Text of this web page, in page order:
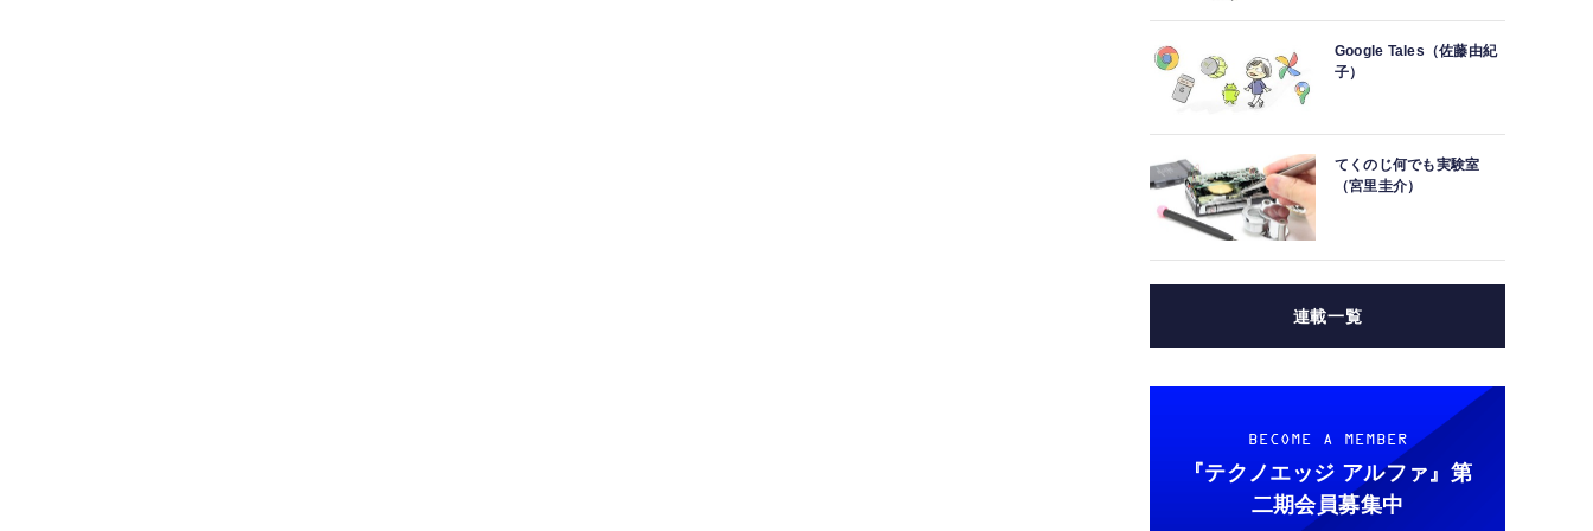
Google Tales（佐藤由紀
子）
てくのじ何でも実験室
（宮里圭介）
連載一覧
BECOME A MEMBER
『テクノエッジ アルファ』 第
二期会員募集中